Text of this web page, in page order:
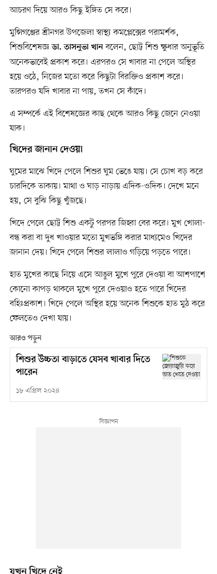
আচরণ দিয়ে আরও কিছু ইঙ্গিত সে করে।
মুন্সিগঞ্জের শ্রীনগর উপজেলা স্বাস্থ্য কমপ্লেক্সের পরামর্শক,
শিশুবিশেষজ্ঞডা. তাসনুভা খানবলেন, ছোট্ট শিশু ক্ষুধার অনুভূতি
অনেকভাবেই প্রকাশ করে। এরপরও সে খাবার না পেলে অস্থির
হয়ে ওঠে, নিজের মতো করে কিছুটা বিরক্তিও প্রকাশ করে।
তারপরও যদি খাবার না পায়, তখন সে কাঁদে।
এ সম্পর্কে এই বিশেষজ্ঞের কাছ থেকে আরও কিছু জেনে নেওয়া
যাক।
খিদের জানান দেওয়া
ঘুমের মাঝে খিদে পেলে শিশুর ঘুম ভেঙে যায়। সে চোখ বড় করে
চারদিকে তাকায়। মাথা ও ঘাড় নাড়ায় এদিক-ওদিক। দেখে মনে
হয়, সে বুঝি কিছু খুঁজছে।
খিদে পেলে ছোট্ট শিশু একটু পরপর জিহ্বা বের করে। মুখ খোলা-
বন্ধ করা বা দুধ খাওয়ার মতো মুখভঙ্গি করার মাধ্যমেও খিদের
জানান দেয়। খিদে পেলে শিশুর লালাও গড়িয়ে পড়তে পারে।
হাত মুখের কাছে নিয়ে এসে আঙুল মুখে পুরে দেওয়া বা আশপাশে
কোনো কাপড় থাকলে মুখে পুরে দেওয়াও হতে পারে খিদের
বহিঃপ্রকাশ। খিদে পেলে অস্থির হয়ে অনেক শিশুকে হাত মুঠ করে
ফেলতেও দেখা যায়।
আরও পড়ুন
শিশুর উচ্চতা বাড়াতে যেসব খাবার দিতে
পারেন
১৮ এপ্রিল ২০২৪